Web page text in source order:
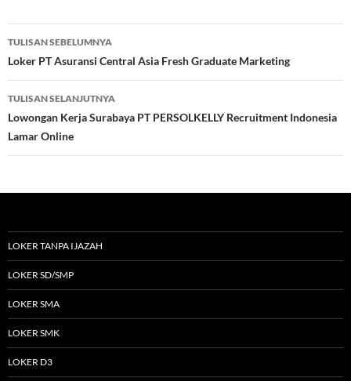
Navigasi
Tulisan
TULISAN SEBELUMNYA
Loker PT Asuransi Central Asia Fresh Graduate Marketing
TULISAN SELANJUTNYA
Lowongan Kerja Surabaya PT PERSOLKELLY Recruitment Indonesia
Lamar Online
LOKER TANPA IJAZAH
LOKER SD/SMP
LOKER SMA
LOKER SMK
LOKER D3